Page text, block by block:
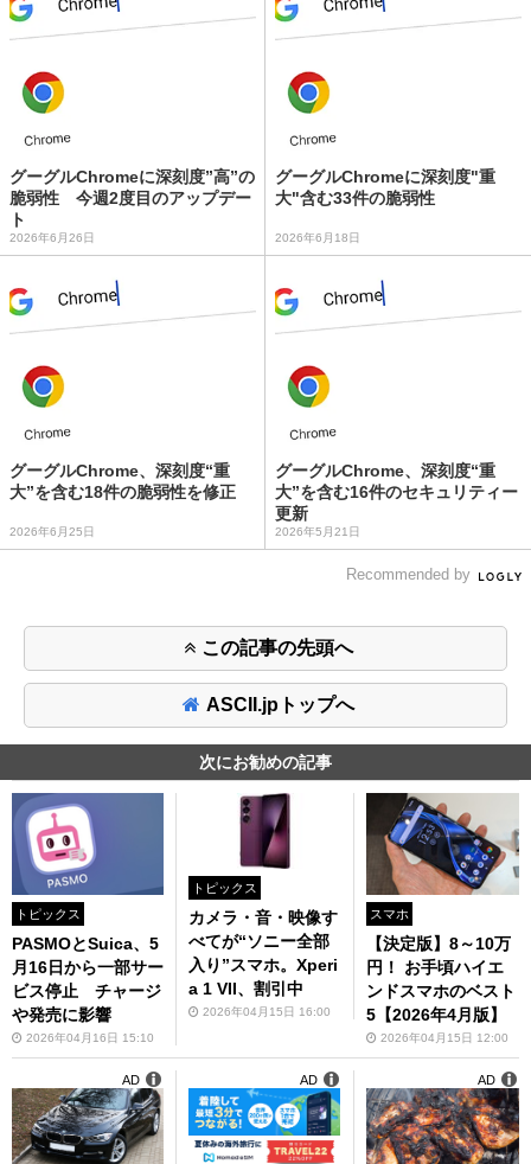
グーグルChromeに深刻度”高”の
脆弱性 今週2度目のアップデー
ト
2026年6月26日
グーグルChromeに深刻度"重
大"含む33件の脆弱性
2026年6月18日
グーグルChrome、深刻度“重
大”を含む18件の脆弱性を修正
2026年6月25日
グーグルChrome、深刻度“重
大”を含む16件のセキュリティー
更新
2026年5月21日
Recommended by
この記事の先頭へ
ASCII.jpトップへ
次にお勧めの記事
トピックス
PASMOとSuica、5
月16日から一部サー
ビス停止 チャージ
や発売に影響
2026年04月16日 15:10
トピックス
カメラ・音・映像す
べてが“ソニー全部
入り”スマホ。Xperi
a 1 VII、割引中
2026年04月15日 16:00
スマホ
【決定版】8～10万
円！ お手頃ハイエ
ンドスマホのベスト
5【2026年4月版】
2026年04月15日 12:00
AD AD AD